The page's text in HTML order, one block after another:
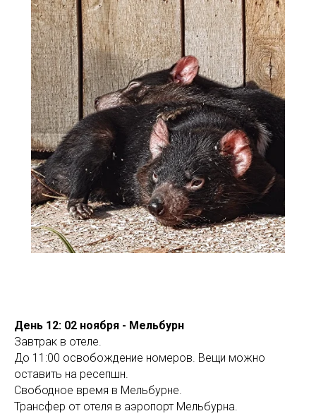
День 12: 02 ноября - Мельбурн
Завтрак в отеле.
До 11:00 освобождение номеров. Вещи можно
оставить на ресепшн.
Свободное время в Мельбурне.
Трансфер от отеля в аэропорт Мельбурна.